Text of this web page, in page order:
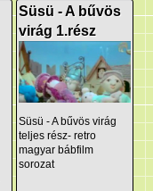
Süsü - A bűvös
virág 1.rész
Süsü - A bűvös virág
teljes rész- retro
magyar bábfilm
sorozat